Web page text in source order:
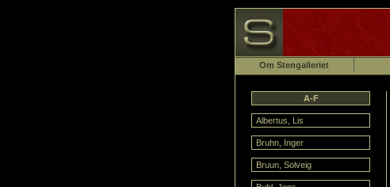
Om Stengalleriet
A-F
Albertus, Lis
Bruhn, Inger
Bruun, Solveig